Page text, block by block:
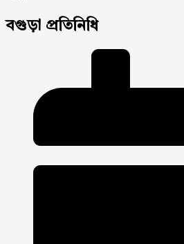
বগুড়া প্রতিনিধি